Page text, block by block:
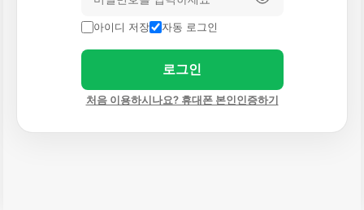
아이디 저장 자동 로그인
로그인
처음 이용하시나요? 휴대폰 본인인증하기